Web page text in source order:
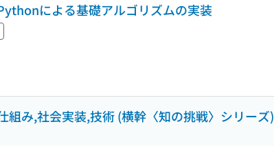
による基礎アルゴリズムの実装
組み,社会実装,技術 (横幹〈知の挑戦〉シリーズ)